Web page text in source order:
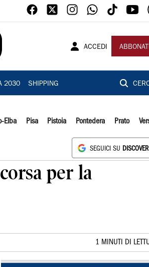
ACCEDI
2030 SHIPPING
Elba Pisa Pistoia Pontedera Prato
SEGUICI SU DISCOVER
per la
1 MINUTI DI